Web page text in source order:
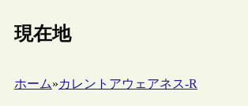
現在地
ホーム»カレントアウェアネス-R